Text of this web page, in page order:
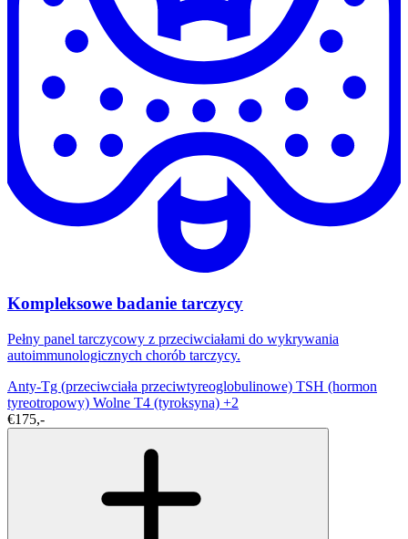
Kompleksowe badanie tarczycy
Pełny panel tarczycowy z przeciwciałami do wykrywania
autoimmunologicznych chorób tarczycy.
Anty-Tg (przeciwciała przeciwtyreoglobulinowe) TSH (hormon
tyreotropowy) Wolne T4 (tyroksyna) +2
€175,-